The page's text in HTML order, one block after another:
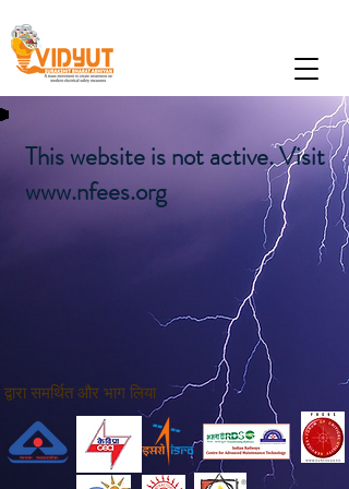
This website is not active. Visit
www.nfees.org
द्वारा समर्थित और भाग लिया